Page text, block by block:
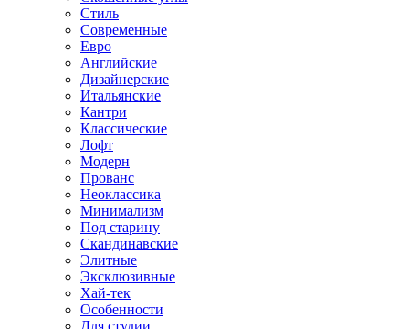
Стиль
Современные
Евро
Английские
Дизайнерские
Итальянские
Кантри
Классические
Лофт
Модерн
Прованс
Неоклассика
Минимализм
Под старину
Скандинавские
Элитные
Эксклюзивные
Хай-тек
Особенности
Для студии